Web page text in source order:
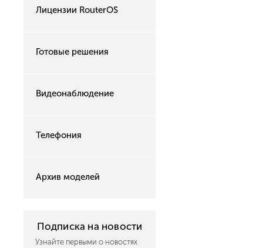
Лицензии RouterOS
Готовые решения
Видеонаблюдение
Телефония
Архив моделей
Подписка на новости
Узнайте первыми о новостях